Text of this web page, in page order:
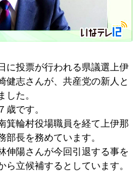
に投票が行われる県議選上伊
健志さんが、共産党の新人と
した。
歳です。
箕輪村役場職員を経て上伊那
部長を務めています。
伸陽さんが今回引退する事を
立候補するとしています。